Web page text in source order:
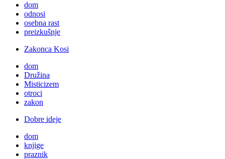
dom
odnosi
osebna rast
preizkušnje
Zakonca Kosi
dom
Družina
Misticizem
otroci
zakon
Dobre ideje
dom
knjige
praznik